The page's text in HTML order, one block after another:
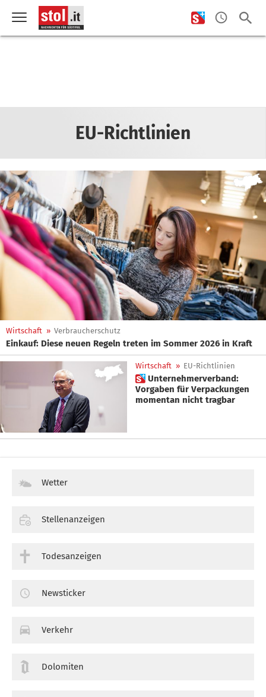
EU-Richtlinien
Wirtschaft » Verbraucherschutz
Einkauf: Diese neuen Regeln treten im Sommer 2026 in Kraft
Wirtschaft » EU-Richtlinien
 Unternehmerverband:
Vorgaben für Verpackungen
momentan nicht tragbar
Wetter
Stellenanzeigen
Todesanzeigen
Newsticker
Verkehr
Dolomiten